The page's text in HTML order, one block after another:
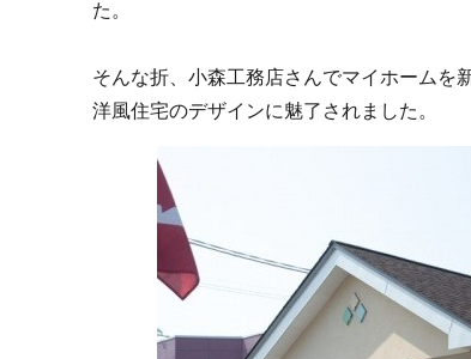
た。
そんな折、小森工務店さんでマイホームを
洋風住宅のデザインに魅了されました。